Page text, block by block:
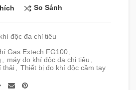
So Sánh
độc đa chỉ tiêu
Gas Extech FG100
máy đo khí độc đa chỉ tiêu
thải
Thiết bị đo khí độc cầm tay